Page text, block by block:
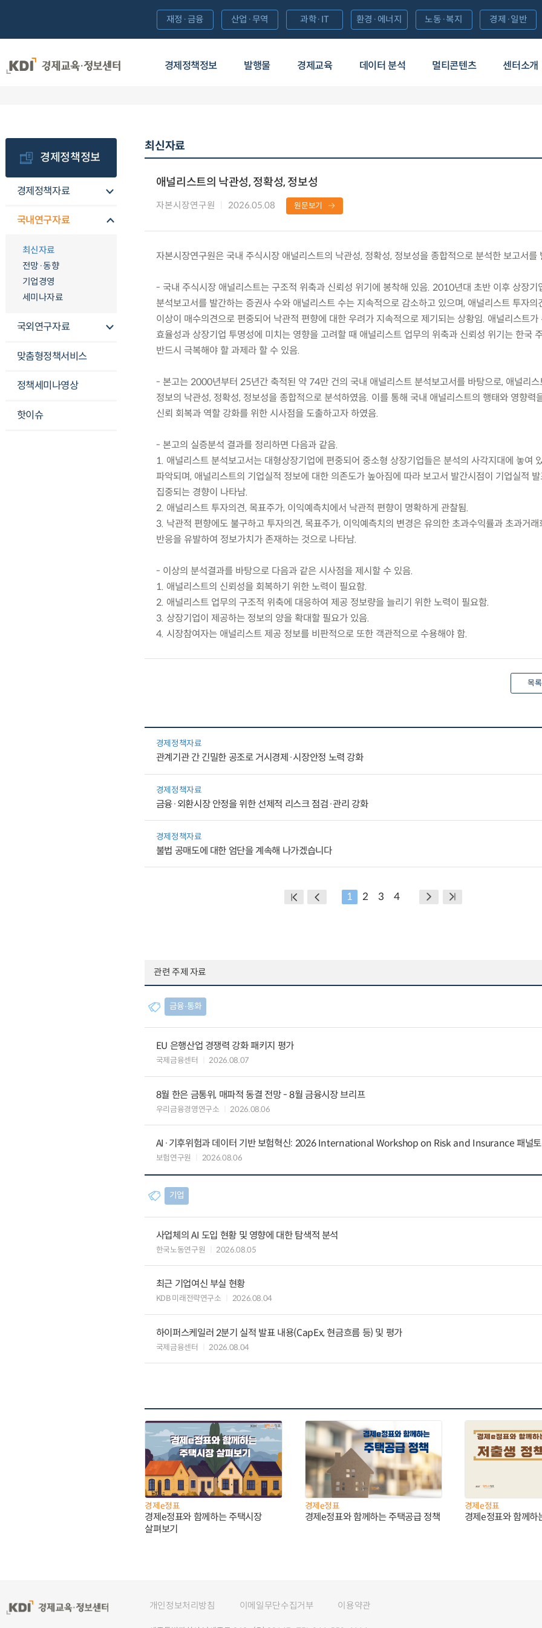
경제정책정보 발행물 경제교육 데이터 분석 멀티콘텐츠 센터소개
재정·금융 산업·무역 과학·IT 환경·에너지 노동·복지 경제·일반
경제정책정보
경제정책자료
국내연구자료
최신자료
전망·동향
기업경영
세미나자료
국외연구자료
맞춤형정책서비스
정책세미나영상
핫이슈
최신자료
애널리스트의 낙관성, 정확성, 정보성
자본시장연구원 2026.05.08 원문보기
자본시장연구원은 국내 주식시장 애널리스트의 낙관성, 정확성, 정보성을 종합적으로 분석한 보고서를
- 국내 주식시장 애널리스트는 구조적 위축과 신뢰성 위기에 봉착해 있음. 2010년대 초반 이후 상장기
분석보고서를 발간하는 증권사 수와 애널리스트 수는 지속적으로 감소하고 있으며, 애널리스트 투자
이상이 매수의견으로 편중되어 낙관적 편향에 대한 우려가 지속적으로 제기되는 상황임. 애널리스트가
효율성과 상장기업 투명성에 미치는 영향을 고려할 때 애널리스트 업무의 위축과 신뢰성 위기는 한국
반드시 극복해야 할 과제라 할 수 있음.
- 본고는 2000년부터 25년간 축적된 약 74만 건의 국내 애널리스트 분석보고서를 바탕으로, 애널리스
정보의 낙관성, 정확성, 정보성을 종합적으로 분석하였음. 이를 통해 국내 애널리스트의 행태와 영향력
신뢰 회복과 역할 강화를 위한 시사점을 도출하고자 하였음.
- 본고의 실증분석 결과를 정리하면 다음과 같음.
1. 애널리스트 분석보고서는 대형상장기업에 편중되어 중소형 상장기업들은 분석의 사각지대에 놓여
파악되며, 애널리스트의 기업실적 정보에 대한 의존도가 높아짐에 따라 보고서 발간시점이 기업실적
집중되는 경향이 나타남.
2. 애널리스트 투자의견, 목표주가, 이익예측치에서 낙관적 편향이 명확하게 관찰됨.
3. 낙관적 편향에도 불구하고 투자의견, 목표주가, 이익예측치의 변경은 유의한 초과수익률과 초과거래
반응을 유발하여 정보가치가 존재하는 것으로 나타남.
- 이상의 분석결과를 바탕으로 다음과 같은 시사점을 제시할 수 있음.
1. 애널리스트의 신뢰성을 회복하기 위한 노력이 필요함.
2. 애널리스트 업무의 구조적 위축에 대응하여 제공 정보량을 늘리기 위한 노력이 필요함.
3. 상장기업이 제공하는 정보의 양을 확대할 필요가 있음.
4. 시장참여자는 애널리스트 제공 정보를 비판적으로 또한 객관적으로 수용해야 함.
목
경제정책자료
관계기관 간 긴밀한 공조로 거시경제·시장안정 노력 강화
경제정책자료
금융·외환시장 안정을 위한 선제적 리스크 점검·관리 강화
경제정책자료
불법 공매도에 대한 엄단을 계속해 나가겠습니다
1 2 3 4
관련 주제 자료
금융∙통화
EU 은행산업 경쟁력 강화 패키지 평가
국제금융센터 2026.08.07
8월 한은 금통위, 매파적 동결 전망 - 8월 금융시장 브리프
우리금융경영연구소 2026.08.06
AI·기후위험과 데이터 기반 보험혁신: 2026 International Workshop on Risk and Insurance 패널토
보험연구원 2026.08.06
기업
사업체의 AI 도입 현황 및 영향에 대한 탐색적 분석
한국노동연구원 2026.08.05
최근 기업여신 부실 현황
KDB 미래전략연구소 2026.08.04
하이퍼스케일러 2분기 실적 발표 내용(CapEx, 현금흐름 등) 및 평가
국제금융센터 2026.08.04
경제e정표
경제e정표와 함께하는 주택시장
살펴보기
경제e정표
경제e정표와 함께하는 주택공급 정책
경제e정표
경제e정표와 함께하
개인정보처리방침 이메일무단수집거부 이용약관